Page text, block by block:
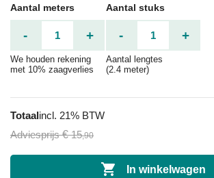
Aantal meters
- +
We houden rekening
met 10% zaagverlies
Aantal stuks
- +
Aantal lengtes
(2.4 meter)
Totaalincl. 21% BTW
Adviesprijs€15,90
 In winkelwagen